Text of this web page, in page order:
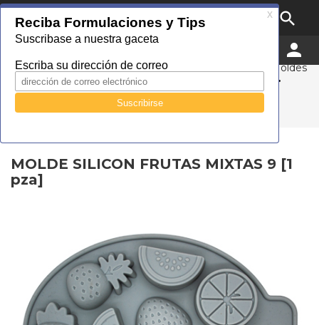

MENU 
Catálogo Empaque Tipo Material
Moldes
MOLDE SILICON FRUTAS MIXTAS 9 [1 pza]
MOLDE SILICON FRUTAS MIXTAS 9 [1 pza]
MOLDE SILICON FRUTAS MIXTAS 9 [1
pza]